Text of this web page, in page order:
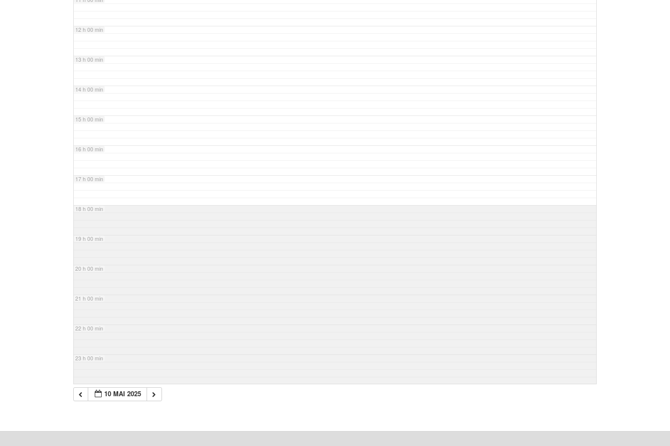
12 h 00 min
13 h 00 min
14 h 00 min
15 h 00 min
16 h 00 min
17 h 00 min
18 h 00 min
19 h 00 min
20 h 00 min
21 h 00 min
22 h 00 min
23 h 00 min
10 MAI 2025